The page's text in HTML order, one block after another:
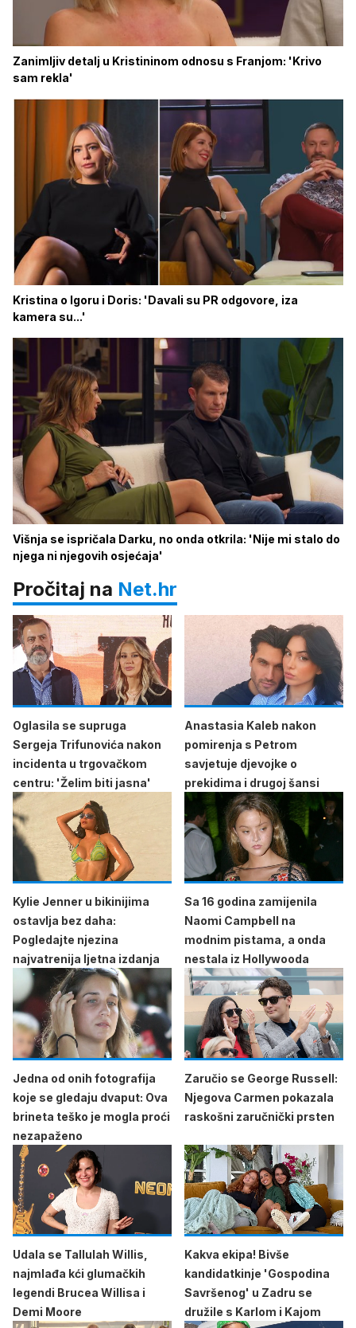
Zanimljiv detalj u Kristininom odnosu s Franjom: 'Krivo
sam rekla'
Kristina o Igoru i Doris: 'Davali su PR odgovore, iza
kamera su...'
Višnja se ispričala Darku, no onda otkrila: 'Nije mi stalo do
njega ni njegovih osjećaja'
Pročitaj na Net.hr
Oglasila se supruga
Sergeja Trifunovića nakon
incidenta u trgovačkom
centru: 'Želim biti jasna'
Anastasia Kaleb nakon
pomirenja s Petrom
savjetuje djevojke o
prekidima i drugoj šansi
Kylie Jenner u bikinijima
ostavlja bez daha:
Pogledajte njezina
najvatrenija ljetna izdanja
Sa 16 godina zamijenila
Naomi Campbell na
modnim pistama, a onda
nestala iz Hollywooda
Jedna od onih fotografija
koje se gledaju dvaput: Ova
brineta teško je mogla proći
nezapaženo
Zaručio se George Russell:
Njegova Carmen pokazala
raskošni zaručnički prsten
Udala se Tallulah Willis,
najmlađa kći glumačkih
legendi Brucea Willisa i
Demi Moore
Kakva ekipa! Bivše
kandidatkinje 'Gospodina
Savršenog' u Zadru se
družile s Karlom i Kajom